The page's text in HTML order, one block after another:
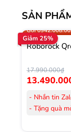
SẢN
Giảm 25%
Trợ giá 300.000đ
Gọi
Roborock
17.990.000₫
- Nhắn tin
- Tặng quà